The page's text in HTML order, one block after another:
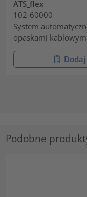
ATS_flex
102-60000
System
opaskami
Podobne